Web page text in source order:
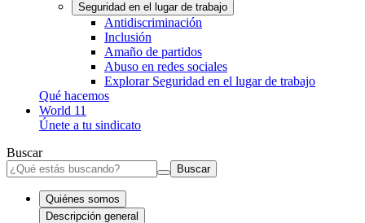
Seguridad en el lugar de trabajo
Antidiscriminación
Inclusión
Amaño de partidos
Abuso en redes sociales
Explorar Seguridad en el lugar de trabajo
Qué hacemos
World 11
Únete a tu sindicato
Buscar
Buscar
Quiénes somos
Descripción general